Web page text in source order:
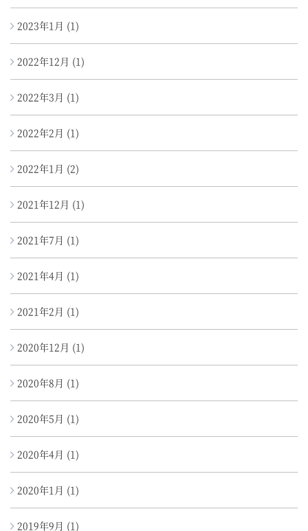
2023年1月 (1)
2022年12月 (1)
2022年3月 (1)
2022年2月 (1)
2022年1月 (2)
2021年12月 (1)
2021年7月 (1)
2021年4月 (1)
2021年2月 (1)
2020年12月 (1)
2020年8月 (1)
2020年5月 (1)
2020年4月 (1)
2020年1月 (1)
2019年9月 (1)